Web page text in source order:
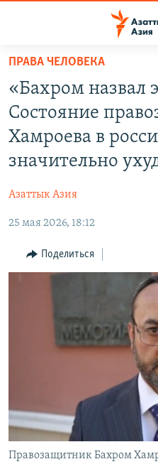
Вернуться
основному
содержанию
Вернутся
главной
Вернутся
КАЗАХСТАН
НОВОСТИ
ВОЙНА В УКРАИНЕ
ЎЗБЕКЧА
ТОҶИКӢ
ПОДПИШИТЕСЬ НА НАС В
Все сайты РСЕ/РС
ПРАВА ЧЕЛОВЕКА
«Бахром назвал
Состояние
Хамроева в
значительно
Азаттык Азия
25 мая 2026, 18:12
Поделиться
Правозащитник Бахром